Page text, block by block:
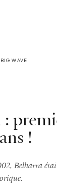
BIG WAVE
!
Belharra